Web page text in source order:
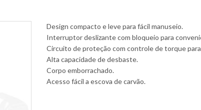
Design compacto e leve para fácil manuseio.
Interruptor deslizante com bloqueio para
Circuito de proteção com controle de torque
Alta capacidade de desbaste.
Corpo emborrachado.
Acesso fácil a escova de carvão.